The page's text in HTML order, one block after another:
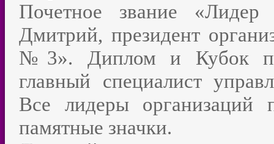
Почетное звание
Дмитрий, президент
№3». Диплом и Кубок
главный специалист
Все лидеры организаций
памятные значки.